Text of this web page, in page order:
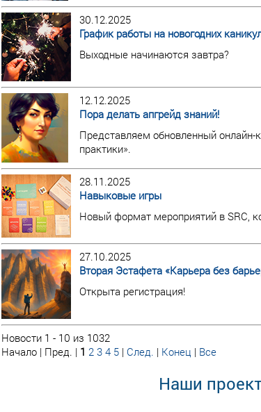
30.12.2025
График работы на новогодних
Выходные начинаются завтра?
12.12.2025
Пора делать апгрейд знаний!
Представляем обновленный онлайн-
практики».
28.11.2025
Навыковые игры
Новый формат мероприятий в SRC,
27.10.2025
Вторая Эстафета «Карьера без
Открыта регистрация!
Новости 1 - 10 из 1032
Начало | Пред. | 1 2 3 4 5 | След. | Конец | Все
Наши